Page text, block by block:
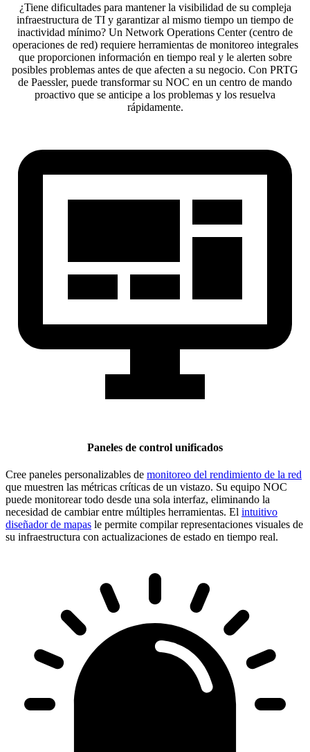
¿Tiene dificultades para mantener la visibilidad de su compleja
infraestructura de TI y garantizar al mismo tiempo un tiempo de
inactividad mínimo? Un Network Operations Center (centro de
operaciones de red) requiere herramientas de monitoreo integrales
que proporcionen información en tiempo real y le alerten sobre
posibles problemas antes de que afecten a su negocio. Con PRTG
de Paessler, puede transformar su NOC en un centro de mando
proactivo que se anticipe a los problemas y los resuelva
rápidamente.
Paneles de control unificados
Cree paneles personalizables de monitoreo del rendimiento de la red
que muestren las métricas críticas de un vistazo. Su equipo NOC
puede monitorear todo desde una sola interfaz, eliminando la
necesidad de cambiar entre múltiples herramientas. El intuitivo
diseñador de mapas le permite compilar representaciones visuales de
su infraestructura con actualizaciones de estado en tiempo real.